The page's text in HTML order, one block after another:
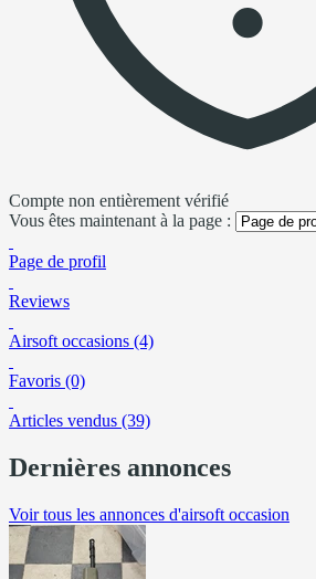
Compte non entièrement vérifié
Vous êtes maintenant à la page :
Page de profil
Reviews
Airsoft occasions (4)
Favoris (0)
Articles vendus (39)
Dernières annonces
Voir tous les annonces d'airsoft occasion